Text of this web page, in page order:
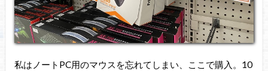
私はノートPC用のマウスを忘れてしまい、ここで購入。10